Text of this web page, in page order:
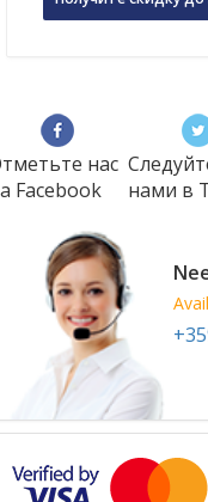
нас
Faсеbook
нами в